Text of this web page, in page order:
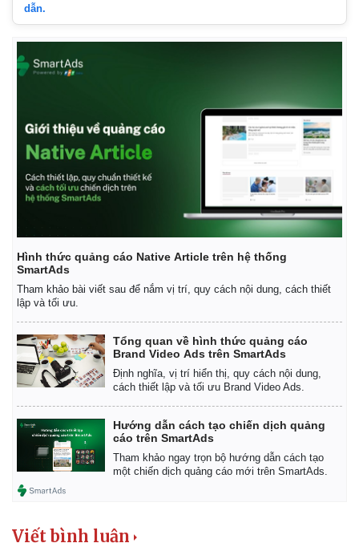
Kinh tế
Bất động sản
Khởi nghiệp
Thị trường
Tiêu dùng
Tỷ giá
Chứng khoán
Giá cà phê
dẫn.
Hình thức quảng cáo Native Article trên hệ thống
SmartAds
Tham khảo bài viết sau để nắm vị trí, quy cách nội dung, cách thiết
lập và tối ưu.
Tổng quan về hình thức quảng cáo
Brand Video Ads trên SmartAds
Định nghĩa, vị trí hiển thị, quy cách nội dung,
cách thiết lập và tối ưu Brand Video Ads.
Hướng dẫn cách tạo chiến dịch quảng
cáo trên SmartAds
Tham khảo ngay trọn bộ hướng dẫn cách tạo
một chiến dịch quảng cáo mới trên SmartAds.
Viết bình luận